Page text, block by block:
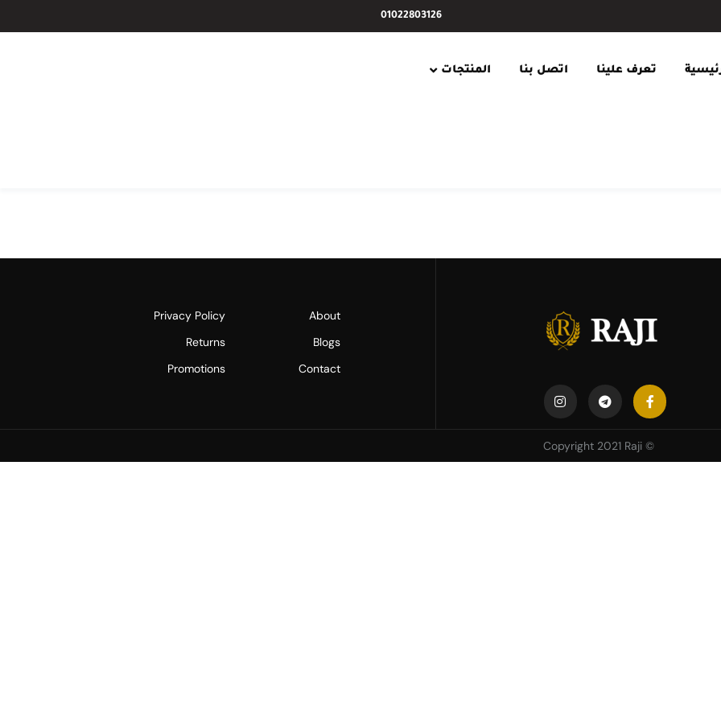
01022803126
تعرف علينا اتصل بنا المنتجات
About
Blogs
Contact
Privacy Policy
Returns
Promotions
© Copyright 2021 Raji